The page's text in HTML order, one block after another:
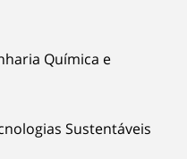
Química e
Sustentáveis